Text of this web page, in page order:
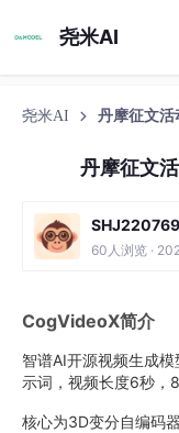
尧米AI
尧米AI 丹摩征文活
丹摩征文
SHJ220769
60人浏览 ·
CogVideoX简介
智谱AI开源视频生成
示词，视频长度6秒，
核心为3D变分自编码